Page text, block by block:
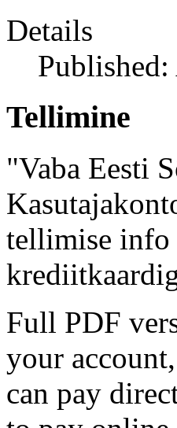
Details
Tellimine
"Vaba Eesti
tellimise info
Full PDF
your
can pay